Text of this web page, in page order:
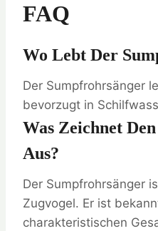
FAQ
Wo Lebt Der
Der Sumpfrohrsänger
bevorzugt in
Was Zeichnet
Aus?
Der Sumpfrohrsänger
Zugvogel. Er ist
charakteristischen